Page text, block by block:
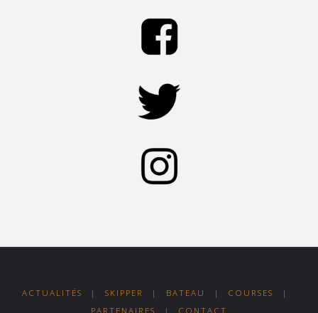
ACTUALITÉS | SKIPPER | BATEAU | COURSES
|
PARTENAIRES
| CONTACT